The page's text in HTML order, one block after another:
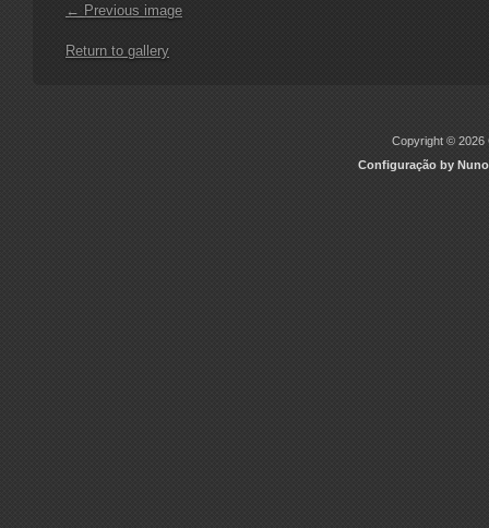
← Previous image
Return to gallery
Copyright © 2026
Configuração by